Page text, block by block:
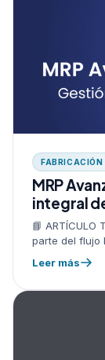
MRP
integral
📘 ARTÍCULO
parte del flujo
importa,
Leer más